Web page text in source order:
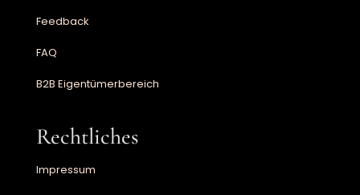
Feedback
FAQ
B2B Eigentümerbereich
Rechtliches
Impressum